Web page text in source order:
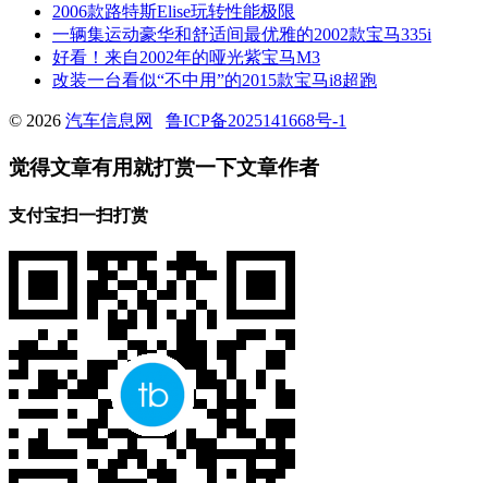
2006款路特斯Elise玩转性能极限
一辆集运动豪华和舒适间最优雅的2002款宝马335i
好看！来自2002年的哑光紫宝马M3
改装一台看似“不中用”的2015款宝马i8超跑
© 2026 汽车信息网 鲁ICP备2025141668号-1
觉得文章有用就打赏一下文章作者
支付宝扫一扫打赏